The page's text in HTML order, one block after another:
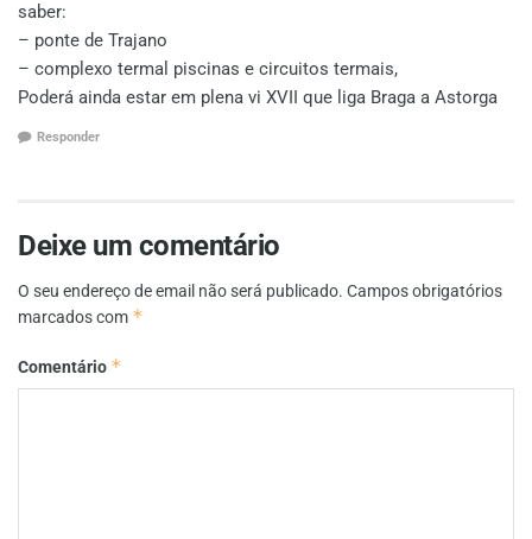
saber:
– ponte de Trajano
– complexo termal piscinas e circuitos termais,
Poderá ainda estar em plena vi XVII que liga Braga a Astorga
Responder
Deixe um comentário
O seu endereço de email não será publicado. Campos obrigatórios
marcados com *
Comentário *